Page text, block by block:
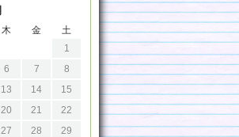
木 金
土
1
6 7
8
13 14
15
20 21
22
27 28
29